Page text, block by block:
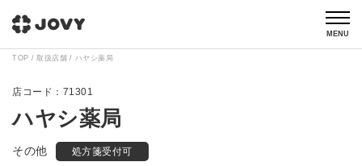
MENU
TOP 取扱店舗 ハヤシ薬局
71301
ハヤシ薬局
その他 処方箋受付可